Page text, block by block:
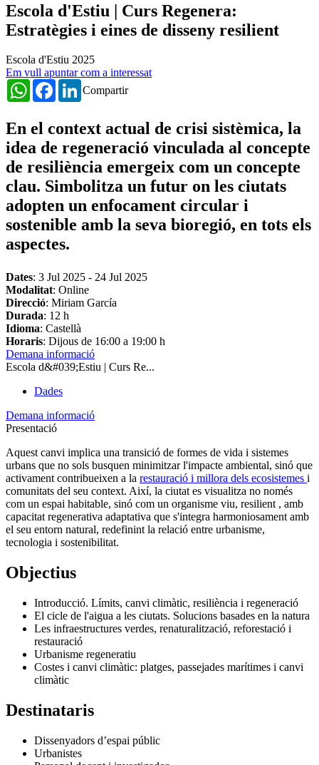
Escola d'Estiu | Curs Regenera:
Estratègies i eines de disseny resilient
Escola d'Estiu 2025
Em vull apuntar com a interessat
Compartir
WhatsAppFacebookLinkedIn
En el context actual de crisi sistèmica, la
idea de regeneració vinculada al concepte
de resiliència emergeix com un concepte
clau. Simbolitza un futur on les ciutats
adopten un enfocament circular i
sostenible amb la seva bioregió, en tots els
aspectes.
Dates: 3 Jul 2025 - 24 Jul 2025
Modalitat: Online
Direcció: Miriam García
Durada: 12 h
Idioma: Castellà
Horaris: Dijous de 16:00 a 19:00 h
Demana informació
Escola d&#039;Estiu | Curs Re...
Dades
Demana informació
Presentació
Aquest canvi implica una transició de formes de vida i sistemes
urbans que no sols busquen minimitzar l'impacte ambiental, sinó que
activament contribueixen a la restauració i millora dels ecosistemes i
comunitats del seu context. Així, la ciutat es visualitza no només
com un espai habitable, sinó com un organisme viu, resilient , amb
capacitat regenerativa adaptativa que s'integra harmoniosament amb
el seu entorn natural, redefinint la relació entre urbanisme,
tecnologia i sostenibilitat.
Objectius
Introducció. Límits, canvi climàtic, resiliència i regeneració
El cicle de l'aigua a les ciutats. Solucions basades en la natura
Les infraestructures verdes, renaturalització, reforestació i
restauració
Urbanisme regeneratiu
Costes i canvi climàtic: platges, passejades marítimes i canvi
climàtic
Destinataris
Dissenyadors d’espai públic
Urbanistes